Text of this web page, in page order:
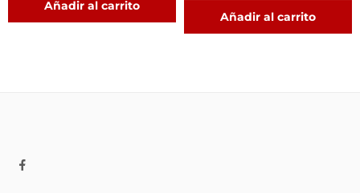
Añadir al carrito
Añadir al carrito